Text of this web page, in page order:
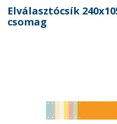
Elválasztócsík
csomag